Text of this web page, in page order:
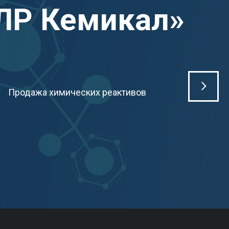
Кемикал»
Продажа химических реактивов